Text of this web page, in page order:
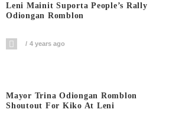
Leni Mainit Suporta People’s Rally
Odiongan Romblon
4 years ago
Mayor Trina Odiongan Romblon
Shoutout For Kiko At Leni